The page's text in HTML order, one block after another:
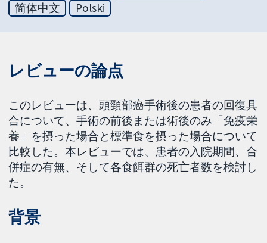
简体中文
Polski
レビューの論点
このレビューは、頭頸部癌手術後の患者の回復具
合について、手術の前後または術後のみ「免疫栄
養」を摂った場合と標準食を摂った場合について
比較した。本レビューでは、患者の入院期間、合
併症の有無、そして各食餌群の死亡者数を検討し
た。
背景